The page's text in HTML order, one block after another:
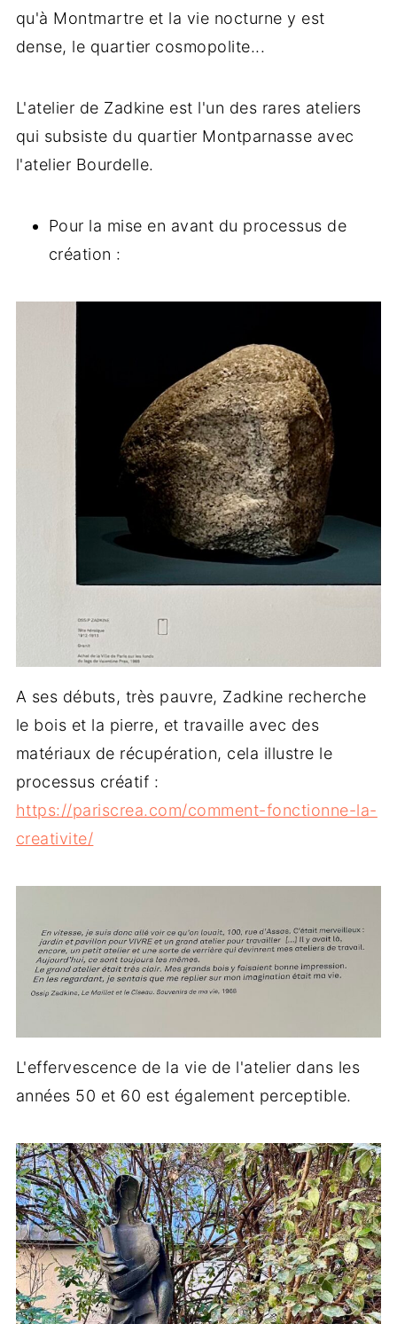
qu'à Montmartre et la vie nocturne y est
dense, le quartier cosmopolite...
L'atelier de Zadkine est l'un des rares ateliers
qui subsiste du quartier Montparnasse avec
l'atelier Bourdelle.
Pour la mise en avant du processus de
création :
A ses débuts, très pauvre, Zadkine recherche
le bois et la pierre, et travaille avec des
matériaux de récupération, cela illustre le
processus créatif :
https://pariscrea.com/comment-fonctionne-la-
creativite/
L'effervescence de la vie de l'atelier dans les
années 50 et 60 est également perceptible.